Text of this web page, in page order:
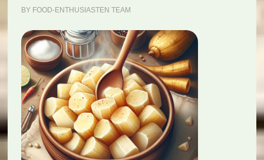
BY FOOD-ENTHUSIASTEN TEAM